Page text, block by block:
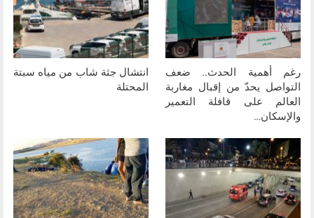
رغم أهمية الحدث.. ضعف
التواصل يحدّ من إقبال مغاربة
العالم على قافلة التعمير
والإسكان…
انتشال جثة شاب من مياه سبتة
المحتلة